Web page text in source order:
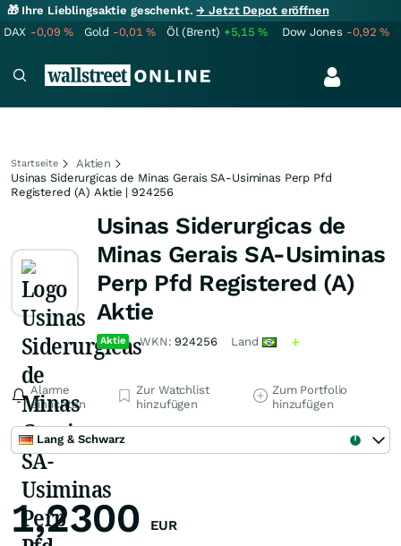
🎁 Ihre Lieblingsaktie geschenkt.→ Jetzt Depot eröffnen
DAX -0,09% Gold -0,01% Öl (Brent) +5,15% Dow Jones -0,92%
Startseite
Aktien
Usinas Siderurgicas de Minas Gerais SA-Usiminas Perp Pfd
Registered (A) Aktie | 924256
Usinas Siderurgicas de
Minas Gerais SA-Usiminas
Perp Pfd Registered (A)
Aktie
Aktie WKN:924256 Land
Alarme
einrichten
Zur Watchlist
hinzufügen
Zum Portfolio
hinzufügen
Lang & Schwarz
1,2300 EUR